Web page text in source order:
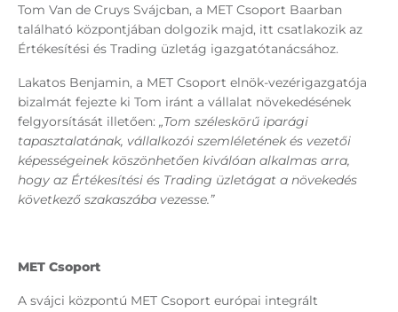
Tom Van de Cruys Svájcban, a MET Csoport Baarban
található központjában dolgozik majd, itt csatlakozik az
Értékesítési és Trading üzletág igazgatótanácsához.
Lakatos Benjamin, a MET Csoport elnök-vezérigazgatója
bizalmát fejezte ki Tom iránt a vállalat növekedésének
felgyorsítását illetően: „Tom széleskörű iparági
tapasztalatának, vállalkozói szemléletének és vezetői
képességeinek köszönhetően kiválóan alkalmas arra,
hogy az Értékesítési és Trading üzletágat a növekedés
következő szakaszába vezesse.”
MET Csoport
A svájci központú MET Csoport európai integrált